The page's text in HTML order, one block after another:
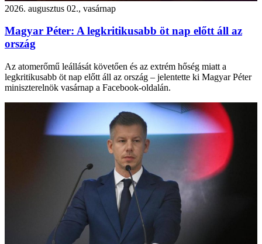
2026. augusztus 02., vasárnap
Magyar Péter: A legkritikusabb öt nap előtt áll az
ország
Az atomerőmű leállását követően és az extrém hőség miatt a
legkritikusabb öt nap előtt áll az ország – jelentette ki Magyar Péter
miniszterelnök vasárnap a Facebook-oldalán.